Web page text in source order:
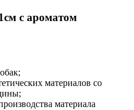
с ароматом
материалов со
материала